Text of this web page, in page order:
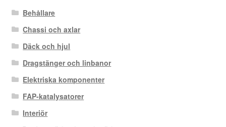
Behållare
Chassi och axlar
Däck och hjul
Dragstänger och linbanor
Elektriska komponenter
FAP-katalysatorer
Interiör